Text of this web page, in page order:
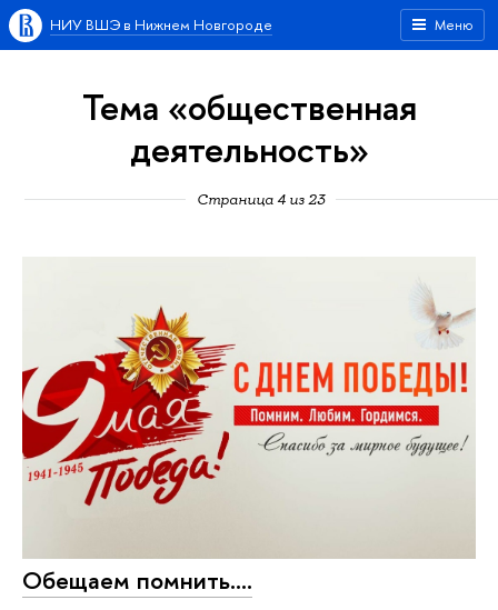
Меню
НИУ ВШЭ в Нижнем Новгороде
Тема «общественная
деятельность»
Страница 4 из 23
Обещаем помнить....